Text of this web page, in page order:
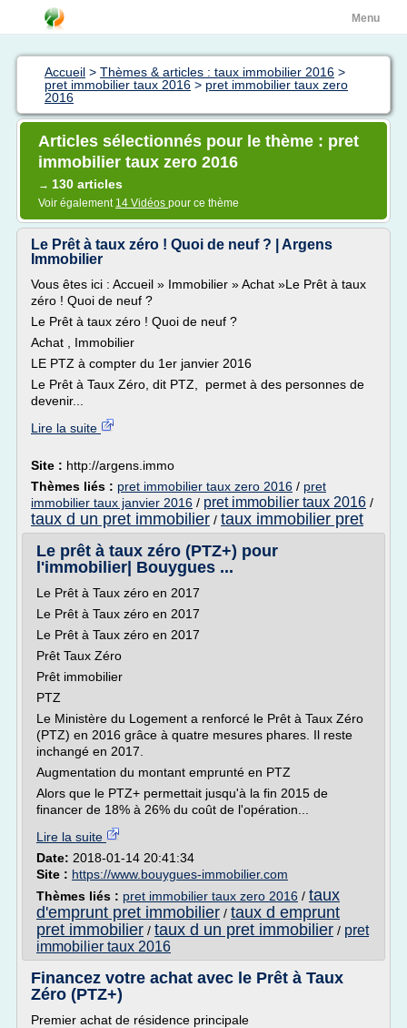
Menu
Accueil > Thèmes & articles : taux immobilier 2016 >
pret immobilier taux 2016 > pret immobilier taux zero
2016
Articles sélectionnés pour le thème : pret
immobilier taux zero 2016
→ 130 articles
Voir également 14 Vidéos pour ce thème
Le Prêt à taux zéro ! Quoi de neuf ? | Argens
Immobilier
Vous êtes ici : Accueil » Immobilier » Achat »Le Prêt à taux
zéro ! Quoi de neuf ?
Le Prêt à taux zéro ! Quoi de neuf ?
Achat , Immobilier
LE PTZ à compter du 1er janvier 2016
Le Prêt à Taux Zéro, dit PTZ, permet à des personnes de
devenir...
Lire la suite
Site : http://argens.immo
Thèmes liés : pret immobilier taux zero 2016 / pret
immobilier taux janvier 2016 / pret immobilier taux 2016 /
taux d un pret immobilier / taux immobilier pret
Le prêt à taux zéro (PTZ+) pour
l'immobilier| Bouygues ...
Le Prêt à Taux zéro en 2017
Le Prêt à Taux zéro en 2017
Le Prêt à Taux zéro en 2017
Prêt Taux Zéro
Prêt immobilier
PTZ
Le Ministère du Logement a renforcé le Prêt à Taux Zéro
(PTZ) en 2016 grâce à quatre mesures phares. Il reste
inchangé en 2017.
Augmentation du montant emprunté en PTZ
Alors que le PTZ+ permettait jusqu'à la fin 2015 de
financer de 18% à 26% du coût de l'opération...
Lire la suite
Date: 2018-01-14 20:41:34
Site : https://www.bouygues-immobilier.com
Thèmes liés : pret immobilier taux zero 2016 / taux
d'emprunt pret immobilier / taux d emprunt
pret immobilier / taux d un pret immobilier / pret
immobilier taux 2016
Financez votre achat avec le Prêt à Taux
Zéro (PTZ+)
Premier achat de résidence principale